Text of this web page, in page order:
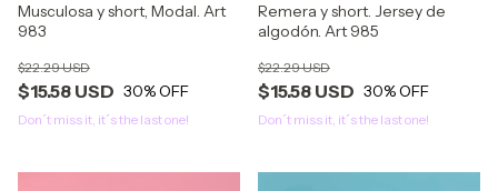
Musculosa y short, Modal. Art
983
$15.58 USD
$22.29 USD
30% OFF
Don´t miss it, it´s the last one!
Remera y short. Jersey de
algodón. Art 985
$15.58 USD
$22.29 USD
30% OFF
Don´t miss it, it´s the last one!